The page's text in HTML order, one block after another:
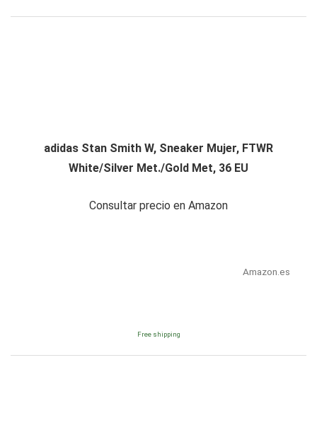
adidas Stan Smith W, Sneaker Mujer, FTWR
White/Silver Met./Gold Met, 36 EU
Consultar precio en Amazon
Amazon.es
Free shipping